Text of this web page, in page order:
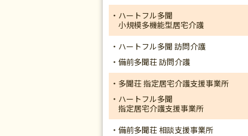
・ハートフル多聞
小規模多機能型居宅介護
・ハートフル多聞 訪問介護
・備前多聞荘 訪問介護
・多聞荘 指定居宅介護支援事業所
・ハートフル多聞
指定居宅介護支援事業所
・備前多聞荘 相談支援事業所